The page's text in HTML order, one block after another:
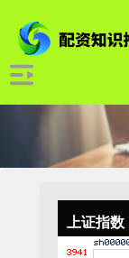
上证指数